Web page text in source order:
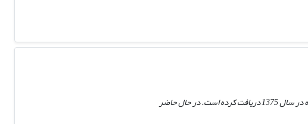
محمدرضا دهشیری متولد 1343 از شهر یزد، دوره دکتری رشته علوم سیاسی خود را از دانشگاه تولوز1، فرانسه در سال 1375 دریافت کرده است. در حال حاضر